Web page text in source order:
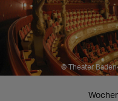
© Theater